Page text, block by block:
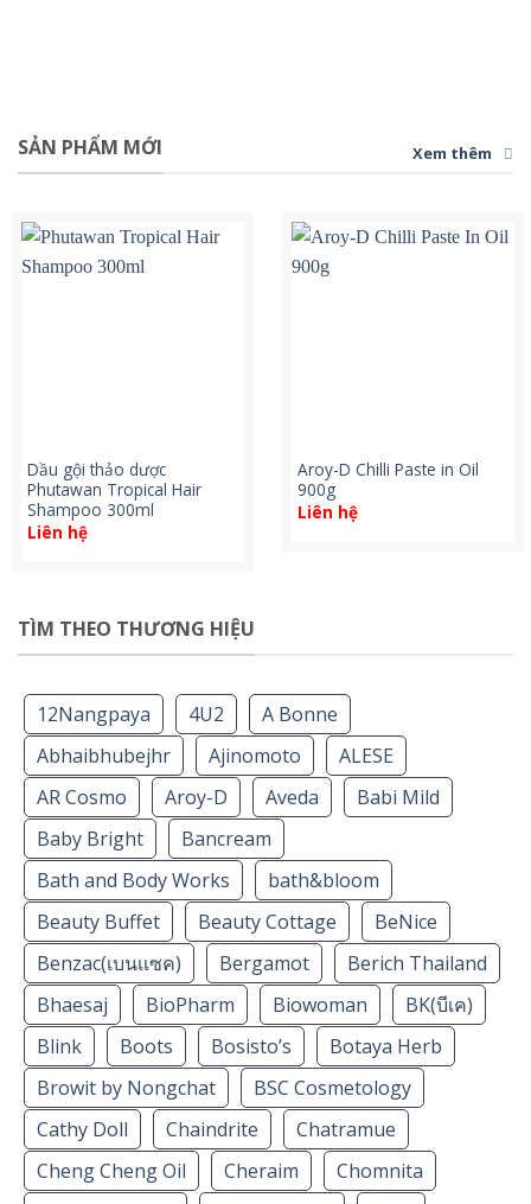
SẢN PHẨM MỚI Xem thêm
Dầu gội thảo dược
Phutawan Tropical Hair
Shampoo 300ml
Liên hệ
Aroy-D Chilli Paste in Oil
900g
Liên hệ
TÌM THEO THƯƠNG HIỆU
12Nangpaya 4U2
A Bonne
Abhaibhubejhr
Ajinomoto
ALESE
AR Cosmo
Aroy-D Aveda
Babi Mild
Baby Bright
Bancream
Bath and Body Works
bath&bloom
Beauty Buffet
Beauty Cottage
BeNice
Benzac(เบนเเซค)
Bergamot
Berich Thailand
Bhaesaj
BioPharm Biowoman
BK(บีเค)
Blink
Boots Bosisto’s
Botaya Herb
Browit by Nongchat
BSC Cosmetology
Cathy Doll
Chaindrite
Chatramue
Cheng Cheng Oil
Cheraim
Chomnita